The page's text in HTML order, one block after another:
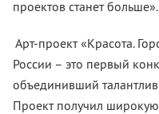
проектов станет больше».
Арт-проект «Красота.
России – это первый
объединивший
Проект получил